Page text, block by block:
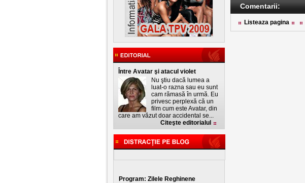
Între Avatar şi atacul violet
Nu ştiu dacă lumea a
luat-o razna sau eu sunt
cam rămasă în urmă. Eu
privesc perplexă că un
film cum este Avatar, din
care am văzut doar accidental se...
Citeşte editorialul
Program: Zilele Reghinene
Comentarii:
Listeaza pagina